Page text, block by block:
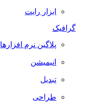
ابزار رایت
گرافیک
پلاگین نرم افزارها
انیمیشن
تبدیل
طراحی